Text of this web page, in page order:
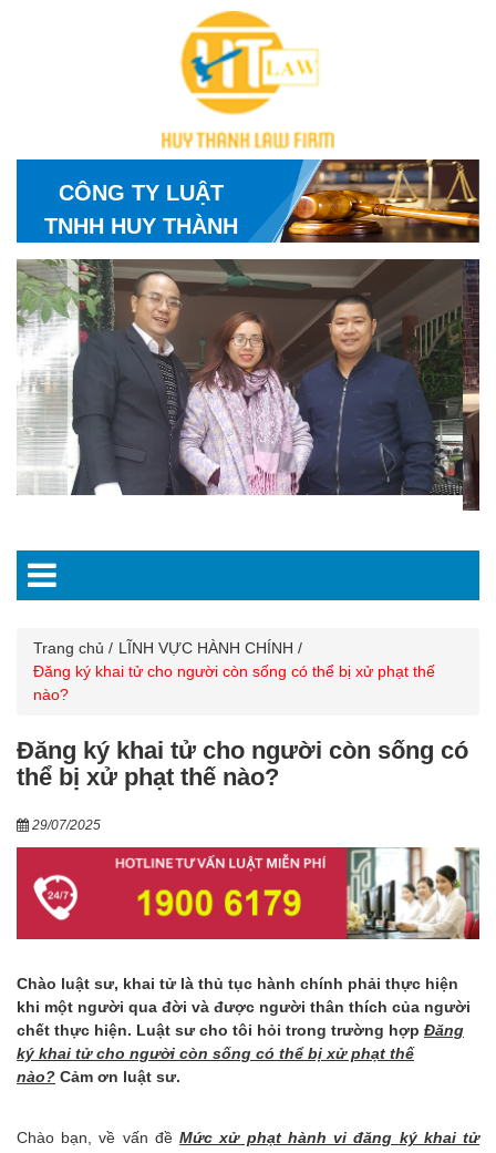
CÔNG TY LUẬT
TNHH HUY THÀNH
Trang chủ
LĨNH VỰC HÀNH CHÍNH
Đăng ký khai tử cho người còn sống có thể bị xử phạt thế
nào?
Đăng ký khai tử cho người còn sống có
thể bị xử phạt thế nào?
29/07/2025
Chào luật sư, khai tử là thủ tục hành chính phải thực hiện
khi một người qua đời và được người thân thích của người
chết thực hiện. Luật sư cho tôi hỏi trong trường hợp Đăng
ký khai tử cho người còn sống có thể bị xử phạt thế
nào? Cảm ơn luật sư.
Chào bạn, về vấn đềMức xử phạt hành vi đăng ký khai tử